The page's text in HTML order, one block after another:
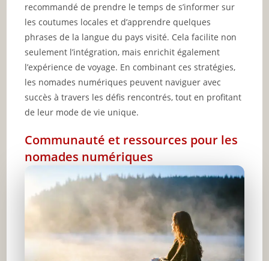
recommandé de prendre le temps de s’informer sur
les coutumes locales et d’apprendre quelques
phrases de la langue du pays visité. Cela facilite non
seulement l’intégration, mais enrichit également
l’expérience de voyage. En combinant ces stratégies,
les nomades numériques peuvent naviguer avec
succès à travers les défis rencontrés, tout en profitant
de leur mode de vie unique.
Communauté et ressources pour les
nomades numériques